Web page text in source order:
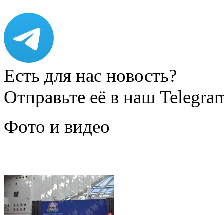
Есть для нас новость?
Отправьте её в наш
Фото и видео